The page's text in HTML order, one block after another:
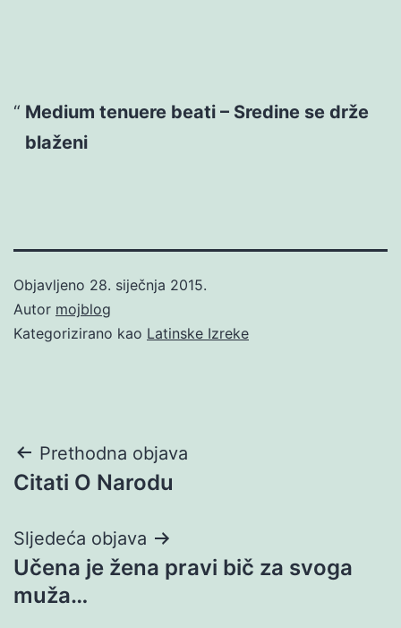
Medium tenuere beati – Sredine se drže
blaženi
Objavljeno 28. siječnja 2015.
Autor mojblog
Kategorizirano kao Latinske Izreke
Navigacija
objava
Prethodna objava
Citati O Narodu
Sljedeća objava
Učena je žena pravi bič za svoga
muža…